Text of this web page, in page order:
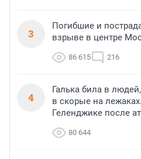
3
Погибшие и
взрыве в центре
86 615 216
4
Галька била в
в скорые на
Геленджике после
80 644